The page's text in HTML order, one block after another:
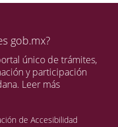
gob.mx?
único de trámites,
y participación
Leer más
de Accesibilidad